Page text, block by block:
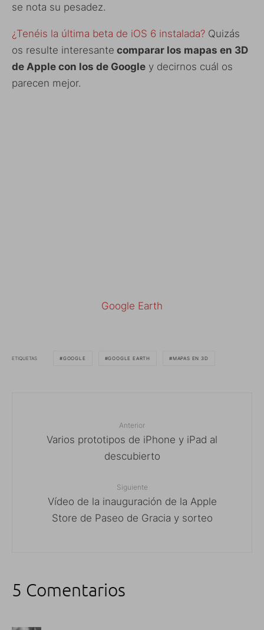
se nota su pesadez.
¿Tenéis la última beta de iOS 6 instalada? Quizás
os resulte interesante comparar los mapas en 3D
de Apple con los de Google y decirnos cuál os
parecen mejor.
Google Earth
ETIQUETAS GOOGLE GOOGLE EARTH MAPAS EN 3D
Anterior
Varios prototipos de iPhone y iPad al
descubierto
Siguiente
Vídeo de la inauguración de la Apple
Store de Paseo de Gracia y sorteo
5 Comentarios